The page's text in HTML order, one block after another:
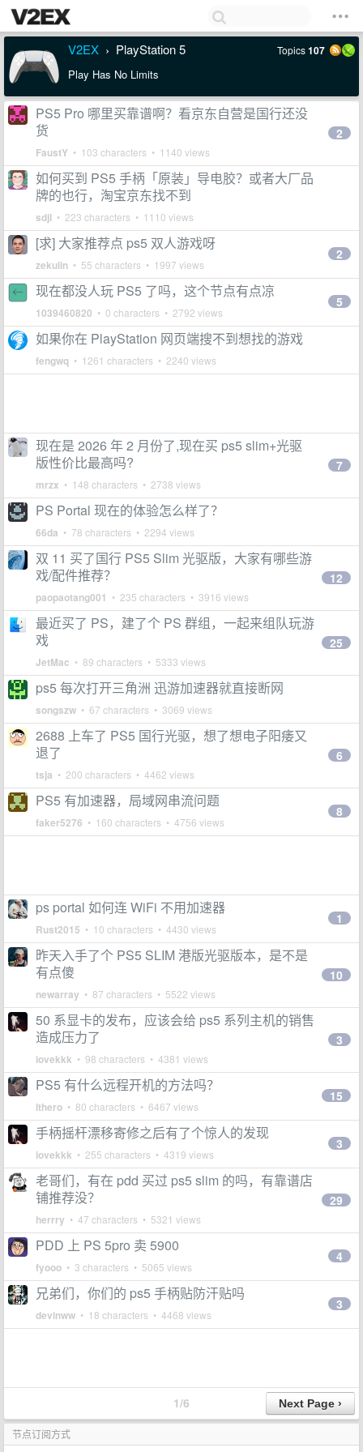
V2EX › PlayStation 5 Topics107
Play Has No Limits
PS5 Pro 哪里买靠谱啊？看京东自营是国行还没
货
FaustY • 103 characters • 1140 views
2
如何买到 PS5 手柄「原装」导电胶？或者大厂品
牌的也行，淘宝京东找不到
sdjl • 223 characters • 1110 views
[求] 大家推荐点 ps5 双人游戏呀
zekulin • 55 characters • 1997 views
2
现在都没人玩 PS5 了吗，这个节点有点凉
1039460820 • 0 characters • 2792 views
5
如果你在 PlayStation 网页端搜不到想找的游戏
fengwq • 1261 characters • 2240 views
现在是 2026 年 2 月份了,现在买 ps5 slim+光驱
版性价比最高吗?
mrzx • 148 characters • 2738 views
7
PS Portal 现在的体验怎么样了？
66da • 78 characters • 2294 views
双 11 买了国行 PS5 Slim 光驱版，大家有哪些游
戏/配件推荐？
paopaotang001 • 235 characters • 3916 views
12
最近买了 PS，建了个 PS 群组，一起来组队玩游
戏
JetMac • 89 characters • 5333 views
25
ps5 每次打开三角洲 迅游加速器就直接断网
songszw • 67 characters • 3069 views
2688 上车了 PS5 国行光驱，想了想电子阳痿又
退了
tsja • 200 characters • 4462 views
6
PS5 有加速器，局域网串流问题
faker5276 • 160 characters • 4756 views
8
ps portal 如何连 WiFi 不用加速器
Rust2015 • 10 characters • 4430 views
1
昨天入手了个 PS5 SLIM 港版光驱版本，是不是
有点傻
newarray • 87 characters • 5522 views
10
50 系显卡的发布，应该会给 ps5 系列主机的销售
造成压力了
iovekkk • 98 characters • 4381 views
3
PS5 有什么远程开机的方法吗？
lthero • 80 characters • 6467 views
15
手柄摇杆漂移寄修之后有了个惊人的发现
iovekkk • 255 characters • 4319 views
3
老哥们，有在 pdd 买过 ps5 slim 的吗，有靠谱店
铺推荐没？
herrry • 47 characters • 5321 views
29
PDD 上 PS 5pro 卖 5900
fyooo • 3 characters • 5065 views
4
兄弟们，你们的 ps5 手柄贴防汗贴吗
devinww • 18 characters • 4468 views
3
1/6
节点订阅方式